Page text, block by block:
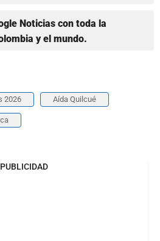
Noticias con toda la
y el mundo.
2026 Aída Quilcué
PUBLICIDAD